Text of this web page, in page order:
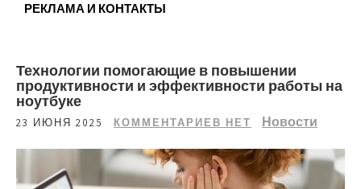
РЕКЛАМА И КОНТАКТЫ
Технологии помогающие в повышении
продуктивности и эффективности работы на
ноутбуке
23 ИЮНЯ 2025 КОММЕНТАРИЕВ НЕТ Новости